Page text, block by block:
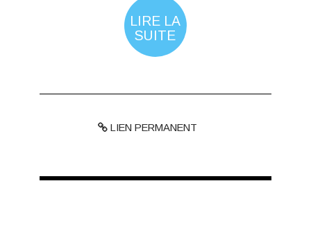
LIRE LA
SUITE
LIEN PERMANENT